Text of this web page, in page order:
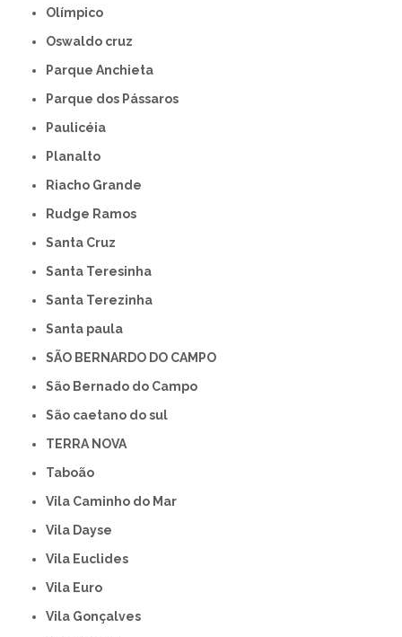
Olímpico
Oswaldo cruz
Parque Anchieta
Parque dos Pássaros
Paulicéia
Planalto
Riacho Grande
Rudge Ramos
Santa Cruz
Santa Teresinha
Santa Terezinha
Santa paula
SÃO BERNARDO DO CAMPO
São Bernado do Campo
São caetano do sul
TERRA NOVA
Taboão
Vila Caminho do Mar
Vila Dayse
Vila Euclides
Vila Euro
Vila Gonçalves